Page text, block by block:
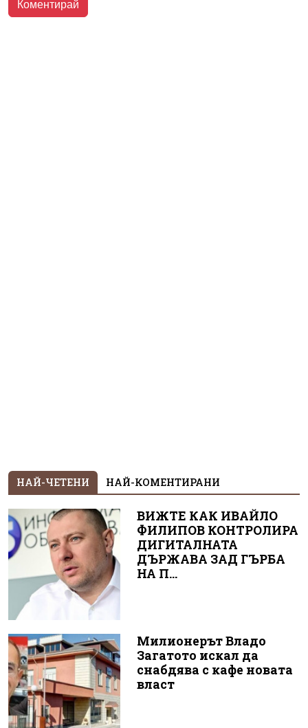
НАЙ-ЧЕТЕНИ НАЙ-КОМЕНТИРАНИ
ВИЖТЕ КАК ИВАЙЛО
ФИЛИПОВ КОНТРОЛИРА
ДИГИТАЛНАТА
ДЪРЖАВА ЗАД ГЪРБА
НА П...
Милионерът Владо
Загатото искал да
снабдява с кафе новата
власт